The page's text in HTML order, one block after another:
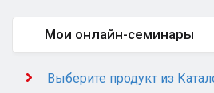
Мои онлайн-семинары
Выберите продукт из